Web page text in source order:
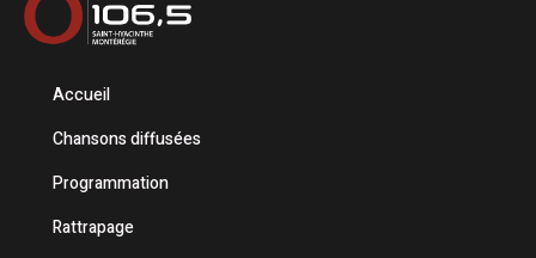
Accueil
Chansons diffusées
Programmation
Rattrapage